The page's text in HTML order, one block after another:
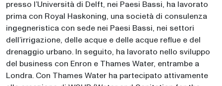
presso l’Università di Delft, nei Paesi Bassi, ha lavorato
prima con Royal Haskoning, una società di consulenza
ingegneristica con sede nei Paesi Bassi, nei settori
dell’irrigazione, delle acque e delle acque reflue e del
drenaggio urbano. In seguito, ha lavorato nello sviluppo
del business con Enron e Thames Water, entrambe a
Londra. Con Thames Water ha partecipato attivamente